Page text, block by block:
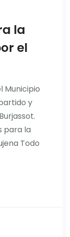
la
el
Municipio
y
para la
Todo